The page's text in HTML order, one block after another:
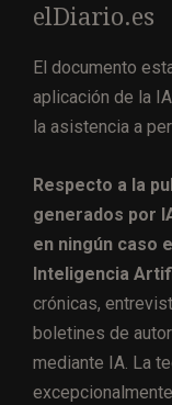
elDiario.es
El documento
aplicación de la
la asistencia a
Respecto a la
generados por
en ningún caso
Inteligencia
crónicas,
boletines de
mediante IA. La